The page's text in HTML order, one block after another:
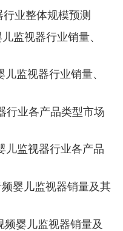
业整体规模预测
监视器行业销量、
监视器行业销量、
行业各产品类型市场
儿监视器行业各产品
婴儿监视器销量及其
婴儿监视器销量及